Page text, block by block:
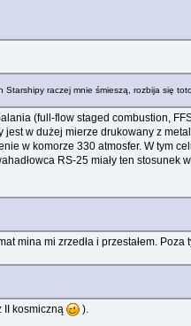
raczej mnie śmieszą, rozbija się
(full-flow staged combustion,
w dużej mierze drukowany z
w komorze 330 atmosfer. W tym
RS-25 miały ten stosunek
mina mi zrzedła i przestałem.
II kosmiczną ).